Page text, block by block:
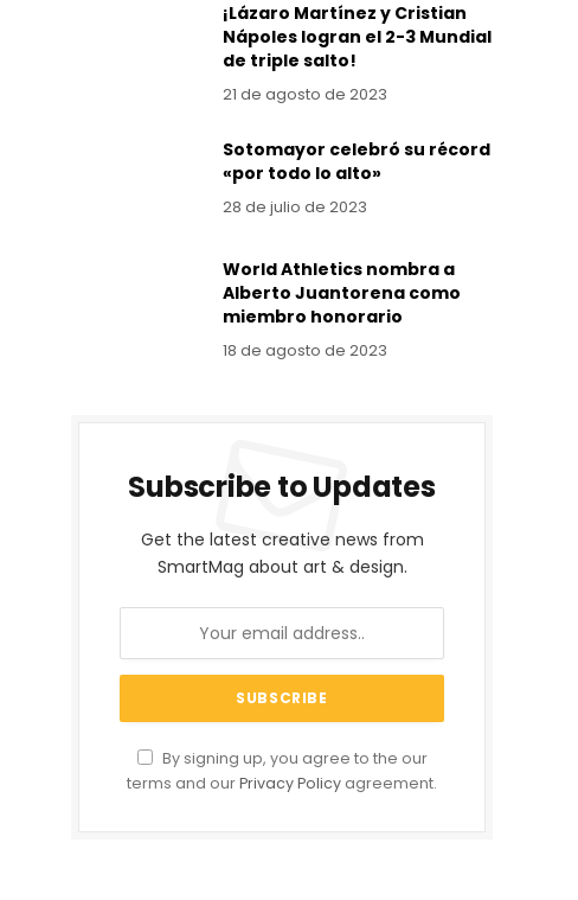
¡Lázaro Martínez y Cristian
Nápoles logran el 2-3 Mundial
de triple salto!
21 de agosto de 2023
Sotomayor celebró su récord
«por todo lo alto»
28 de julio de 2023
World Athletics nombra a
Alberto Juantorena como
miembro honorario
18 de agosto de 2023
Subscribe to Updates
Get the latest creative news from
SmartMag about art & design.
By signing up, you agree to the our
terms and ourPrivacy Policy agreement.